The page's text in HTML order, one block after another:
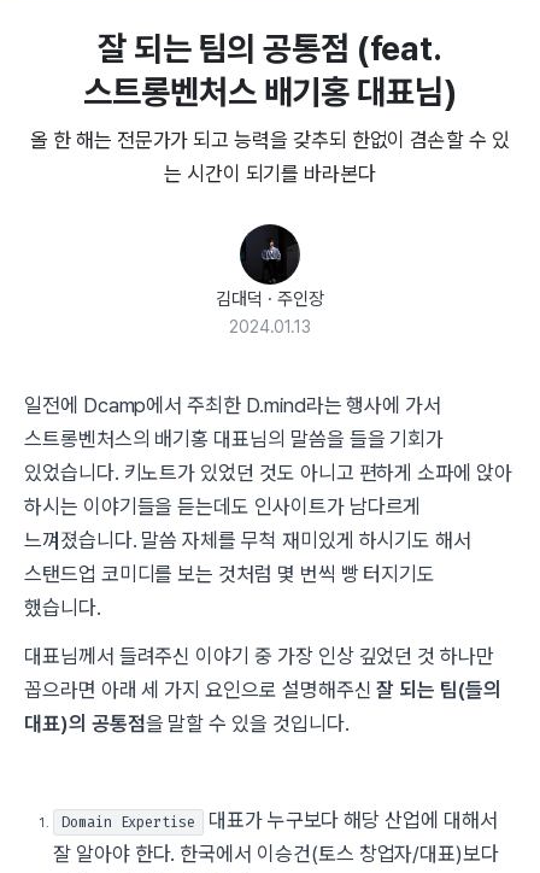
잘 되는 팀의 공통점 (feat.
스트롱벤처스 배기홍 대표님)
올 한 해는 전문가가 되고 능력을 갖추되 한없이 겸손할 수 있
는 시간이 되기를 바라본다
김대덕 · 주인장
2024.01.13
일전에 Dcamp에서 주최한 D.mind라는 행사에 가서
스트롱벤처스의 배기홍 대표님의 말씀을 들을 기회가
있었습니다. 키노트가 있었던 것도 아니고 편하게 소파에 앉아
하시는 이야기들을 듣는데도 인사이트가 남다르게
느껴졌습니다. 말씀 자체를 무척 재미있게 하시기도 해서
스탠드업 코미디를 보는 것처럼 몇 번씩 빵 터지기도
했습니다.
대표님께서 들려주신 이야기 중 가장 인상 깊었던 것 하나만
꼽으라면 아래 세 가지 요인으로 설명해주신잘 되는 팀(들의
대표)의 공통점을 말할 수 있을 것입니다.
Domain Expertise
대표가 누구보다 해당 산업에 대해서
잘 알아야 한다. 한국에서 이승건(토스 창업자/대표)보다